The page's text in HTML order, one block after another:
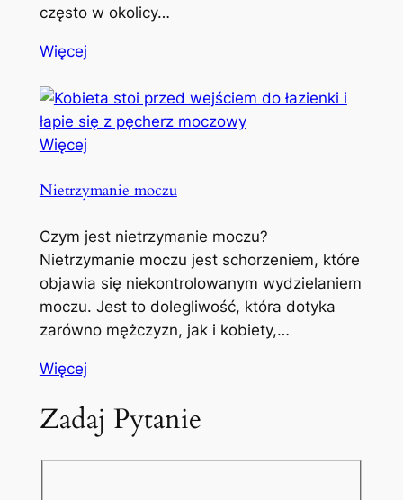
często w okolicy…
Więcej
Więcej
Nietrzymanie moczu
Czym jest nietrzymanie moczu?
Nietrzymanie moczu jest schorzeniem, które
objawia się niekontrolowanym wydzielaniem
moczu. Jest to dolegliwość, która dotyka
zarówno mężczyzn, jak i kobiety,…
Więcej
Zadaj Pytanie